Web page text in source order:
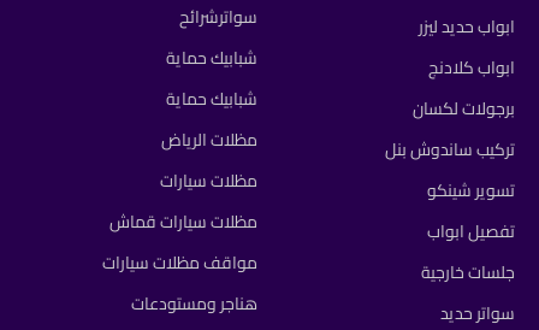
ابواب حديد ليزر
ابواب كلادنج
برجولات لكسان
تركيب ساندوش بنل
تسوير شينكو
تفصيل ابواب
جلسات خارجية
سواتر حديد
سواترشرائح
شبابيك حماية
شبابيك حماية
مظلات الرياض
مظلات سيارات
مظلات سيارات قماش
مواقف مظلات سيارات
هناجر ومستودعات